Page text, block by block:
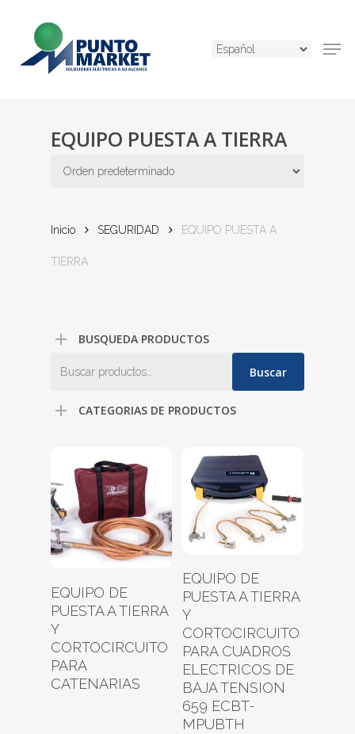
content
EQUIPO PUESTA A TIERRA
Inicio SEGURIDAD EQUIPO PUESTA A
TIERRA
BUSQUEDA PRODUCTOS
por:
Buscar
CATEGORIAS DE PRODUCTOS
Leer Más
EQUIPO DE
PUESTA A TIERRA
Y
CORTOCIRCUITO
PARA
CATENARIAS
Leer Más
EQUIPO DE
PUESTA A TIERRA
Y
CORTOCIRCUITO
PARA CUADROS
ELECTRICOS DE
BAJA TENSION
659 ECBT-
MPUBTH